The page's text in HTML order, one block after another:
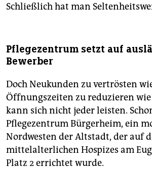
Schließlich hat man
Pflegezentrum setzt auf
Bewerber
Doch Neukunden zu vertrösten
Öffnungszeiten zu reduzieren
kann sich nicht jeder leisten.
Pflegezentrum Bürgerheim, ein
Nordwesten der Altstadt, der auf
mittelalterlichen Hospizes am
Platz 2 errichtet wurde.